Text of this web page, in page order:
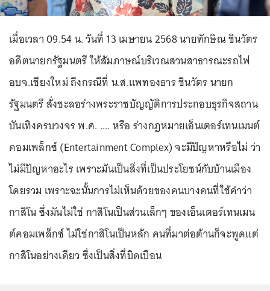
เมื่อเวลา 09.54 น. วันที่ 13 เมษายน 2568 นายทักษิณ ชินวัตร
อดีตนายกรัฐมนตรี ให้สัมภาษณ์บริเวณสวนสาธารณะรถไฟ
อบจ.เชียงใหม่ ถึงกรณีที่ น.ส.แพทองธาร ชินวัตร นายก
รัฐมนตรี สั่งชะลอร่างพระราชบัญญัติการประกอบธุรกิจสถาน
บันเทิงครบวงจร พ.ศ. .... หรือ ร่างกฎหมายเอ็นเตอร์เทนเมนต์
คอมเพล็กซ์ (Entertainment Complex) จะมีปัญหาหรือไม่ ว่า
ไม่มีปัญหาอะไร เพราะมันเป็นสิ่งที่เป็นประโยชน์กับบ้านเมือง
โดยรวม เพราะฉะนั้นการไม่เห็นด้วยของคนบางคนที่ใช้คำว่า
กาสิโน ซึ่งมันไม่ใช่ กาสิโนเป็นส่วนเล็กๆ ของเอ็นเตอร์เทนเมน
ต์คอมเพล็กซ์ ไม่ใช่กาสิโนเป็นหลัก คนที่มาต่อต้านก็จะพูดแต่
กาสิโนอย่างเดียว ซึ่งเป็นสิ่งที่บิดเบือน